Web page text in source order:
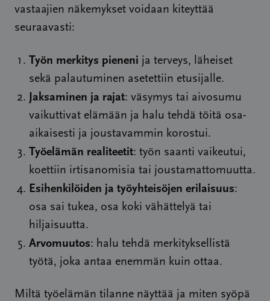
vastaajien näkemykset voidaan kiteyttää
seuraavasti:
Työn merkitys pieneni ja terveys, läheiset
sekä palautuminen asetettiin etusijalle.
Jaksaminen ja rajat: väsymys tai aivosumu
vaikuttivat elämään ja halu tehdä töitä osa-
aikaisesti ja joustavammin korostui.
Työelämän realiteetit: työn saanti vaikeutui,
koettiin irtisanomisia tai joustamattomuutta.
Esihenkilöiden ja työyhteisöjen erilaisuus:
osa sai tukea, osa koki vähättelyä tai
hiljaisuutta.
Arvomuutos: halu tehdä merkityksellistä
työtä, joka antaa enemmän kuin ottaa.
Miltä työelämän tilanne näyttää ja miten syöpä